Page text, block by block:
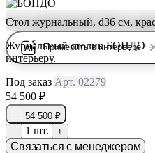
Примерить в интерьере
Стол журнальный, d36 см,
Журнальный столик БОНДО -
интерьеру.
Под заказ Арт. 02279
54 500 ₽
54 500 ₽
−
1 шт. +
Связаться с менеджером